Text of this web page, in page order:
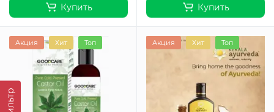
Фильтр
Купить Купить
Акция Хит Топ Акция Хит Топ